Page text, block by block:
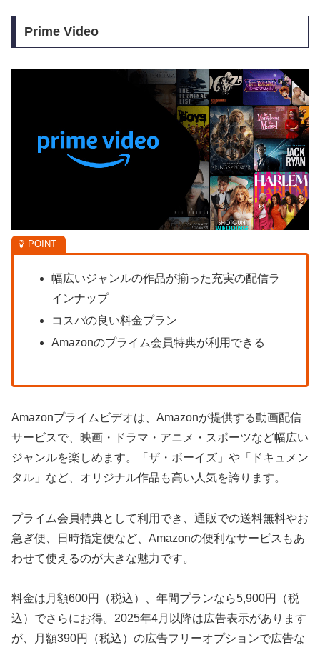
Prime Video
幅広いジャンルの作品が揃った充実の配信ラ
インナップ
コスパの良い料金プラン
Amazonのプライム会員特典が利用できる
Amazonプライムビデオは、Amazonが提供する動画配信
サービスで、映画・ドラマ・アニメ・スポーツなど幅広い
ジャンルを楽しめます。「ザ・ボーイズ」や「ドキュメン
タル」など、オリジナル作品も高い人気を誇ります。
プライム会員特典として利用でき、通販での送料無料やお
急ぎ便、日時指定便など、Amazonの便利なサービスもあ
わせて使えるのが大きな魅力です。
料金は月額600円（税込）、年間プランなら5,900円（税
込）でさらにお得。2025年4月以降は広告表示があります
が、月額390円（税込）の広告フリーオプションで広告な